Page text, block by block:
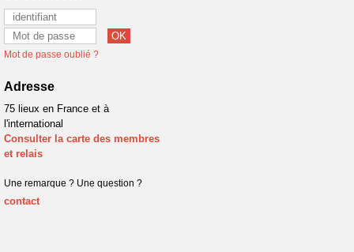
Mot de passe oublié ?
Adresse
75 lieux en France et à
l'international
Consulter la carte des membres
et relais
Une remarque ? Une question ?
contact